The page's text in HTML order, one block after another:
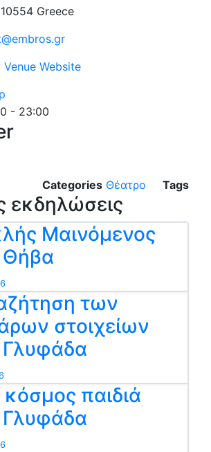
10554 Greece
Venue Website
- 23:00
Categories Θέατρο Tags
εκδηλώσεις
Μαινόμενος
Θήβα
των
στοιχείων
παιδιά